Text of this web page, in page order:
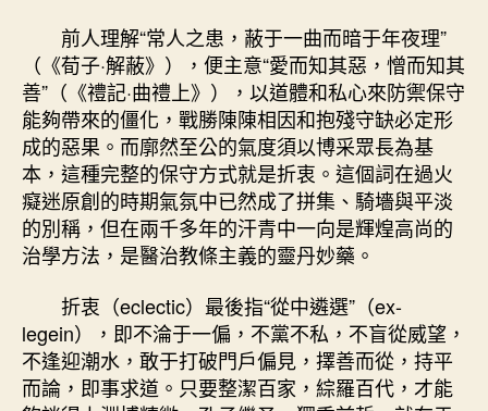
前人理解“常人之患，蔽于一曲而暗于年夜理”
（《荀子·解蔽》），便主意“愛而知其惡，憎而知其
善”（《禮記·曲禮上》），以道體和私心來防禦保守
能夠帶來的僵化，戰勝陳陳相因和抱殘守缺必定形
成的惡果。而廓然至公的氣度須以博采眾長為基
本，這種完整的保守方式就是折衷。這個詞在過火
癡迷原創的時期氣氛中已然成了拼集、騎墻與平淡
的別稱，但在兩千多年的汗青中一向是輝煌高尚的
治學方法，是醫治教條主義的靈丹妙藥。
折衷（eclectic）最後指“從中遴選”（ex-
legein），即不淪于一偏，不黨不私，不盲從威望，
不逢迎潮水，敢于打破門戶偏見，擇善而從，持平
而論，即事求道。只要整潔百家，綜羅百代，才能